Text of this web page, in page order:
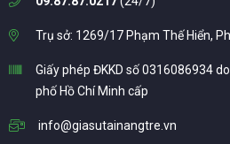
Trụ sở: 1269/17 Phạm Thế Hiển,
Giấy phép ĐKKD số 0316086934
phố Hồ Chí Minh cấp
info@giasutainangtre.vn